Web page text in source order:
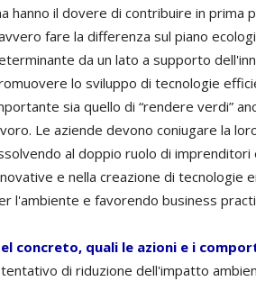
hanno il dovere di contribuire in prima
fare la differenza sul piano
da un lato a supporto
lo sviluppo di tecnologie
sia quello di “rendere verdi”
Le aziende devono coniugare la
al doppio ruolo di
e nella creazione di tecnologie
l'ambiente e favorendo business
concreto, quali le azioni e i
di riduzione dell'impatto